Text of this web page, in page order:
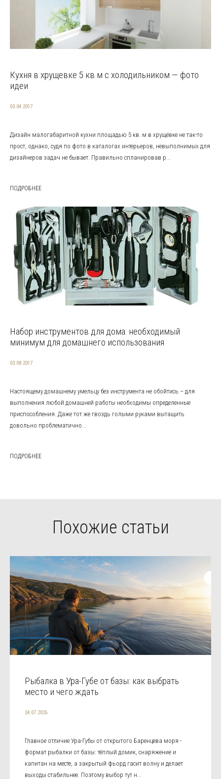
Кухня в хрущевке 5 кв м с холодильником — фото
идеи
03.04.2017
Дизайн малогабаритной кухни площадью 5 кв. м в хрущёвке не так-то
прост, однако, судя по фото в каталогах интерьеров, невыполнимых для
дизайнеров задач не бывает. Правильно спланировав р...
ПОДРОБНЕЕ
Набор инструментов для дома: необходимый
минимум для домашнего использования
03.08.2017
Настоящему домашнему умельцу без инструмента не обойтись – для
выполнения любой домашней работы необходимы определенные
приспособления. Даже тот же гвоздь голыми руками вытащить
довольно проблематично...
ПОДРОБНЕЕ
Похожие статьи
Рыбалка в Ура-Губе от базы: как выбрать
место и чего ждать
24.07.2026
Главное отличие Ура-Губы от открытого Баренцева моря -
формат рыбалки от базы: тёплый домик, снаряжение и
капитан на месте, а закрытый фьорд гасит волну и делает
выходы стабильнее. Поэтому выбор тут н...